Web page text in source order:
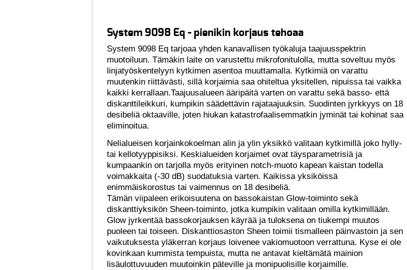
System 9098 Eq - pienikin korjaus tehoaa
System 9098 Eq tarjoaa yhden kanavallisen työkaluja taajuusspektrin
muotoiluun. Tämäkin laite on varustettu mikrofonitulolla, mutta soveltuu myös
linjatyöskentelyyn kytkimen asentoa muuttamalla. Kytkimiä on varattu
muutenkin riittävästi, sillä korjaimia saa ohiteltua yksitellen, nipuissa tai vaikka
kaikki kerrallaan.Taajuusalueen ääripäitä varten on varattu sekä basso- että
diskanttileikkuri, kumpikin säädettävin rajataajuuksin. Suodinten jyrkkyys on 18
desibeliä oktaaville, joten hiukan katastrofaalisemmatkin jyminät tai kohinat saa
eliminoitua.
Nelialueisen korjainkokoelman alin ja ylin yksikkö valitaan kytkimillä joko hylly-
tai kellotyyppisiksi. Keskialueiden korjaimet ovat täysparametrisiä ja
kumpaankin on tarjolla myös erityinen notch-muoto kapean kaistan todella
voimakkaita (-30 dB) suodatuksia varten. Kaikissa yksiköissä
enimmäiskorostus tai vaimennus on 18 desibeliä.
Tämän viipaleen erikoisuutena on bassokaistan Glow-toiminto sekä
diskanttiyksikön Sheen-toiminto, jotka kumpikin valitaan omilla kytkimillään.
Glow jyrkentää bassokorjauksen käyrää ja tuloksena on tiukempi muutos
puoleen tai toiseen. Diskanttiosaston Sheen toimii tismalleen päinvastoin ja sen
vaikutuksesta yläkerran korjaus loivenee vakiomuotoon verrattuna. Kyse ei ole
kovinkaan kummista tempuista, mutta ne antavat kieltämätä mainion
lisäulottuvuuden muutoinkin päteville ja monipuolisille korjaimille.